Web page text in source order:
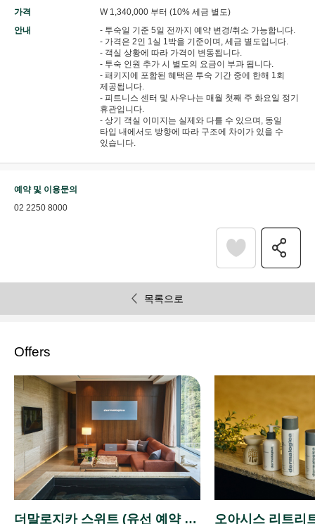
가격
W 1,340,000 부터 (10% 세금 별도)
안내
- 투숙일 기준 5일 전까지 예약 변경/취소 가능합니다.
- 가격은 2인 1실 1박을 기준이며, 세금 별도입니다.
- 객실 상황에 따라 가격이 변동됩니다.
- 투숙 인원 추가 시 별도의 요금이 부과 됩니다.
- 패키지에 포함된 혜택은 투숙 기간 중에 한해 1회
제공됩니다.
- 피트니스 센터 및 사우나는 매월 첫째 주 화요일 정기
휴관입니다.
- 상기 객실 이미지는 실제와 다를 수 있으며, 동일
타입 내에서도 방향에 따라 구조에 차이가 있을 수
있습니다.
예약 및 이용문의
02 2250 8000
목록으로
Offers
더말로지카 스위트 (유선 예약 전 오아시스 리트리